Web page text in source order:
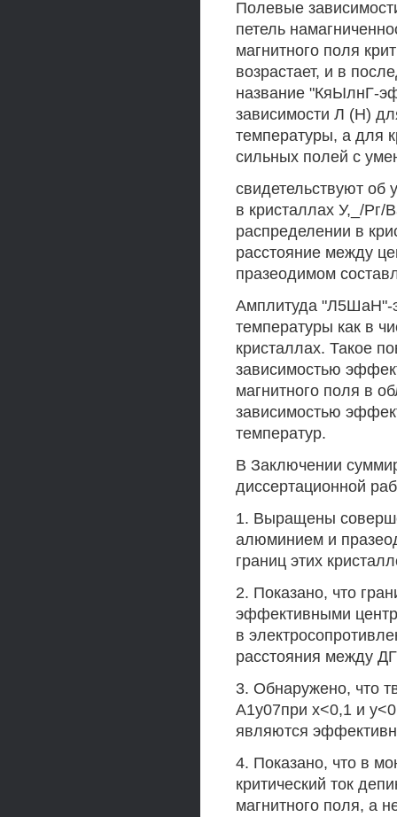
Полевые
петель
магнитного поля
возрастает, и в
название "КяЫлнГ-
зависимости Л (Н)
температуры, а для
сильных полей с
свидетельствуют об
в кристаллах У,_/
распределении в
расстояние между
празеодимом
Амплитуда "Л5ШаН"-
температуры как в
кристаллах. Такое
зависимостью
магнитного поля в
зависимостью
температур.
В Заключении
диссертационной
1. Выращены
алюминием и
границ этих
2. Показано, что
эффективными
в
расстояния между
3. Обнаружено, что
А1у07при х<0,1 и
являются
4. Показано, что в
критический ток
магнитного поля, а